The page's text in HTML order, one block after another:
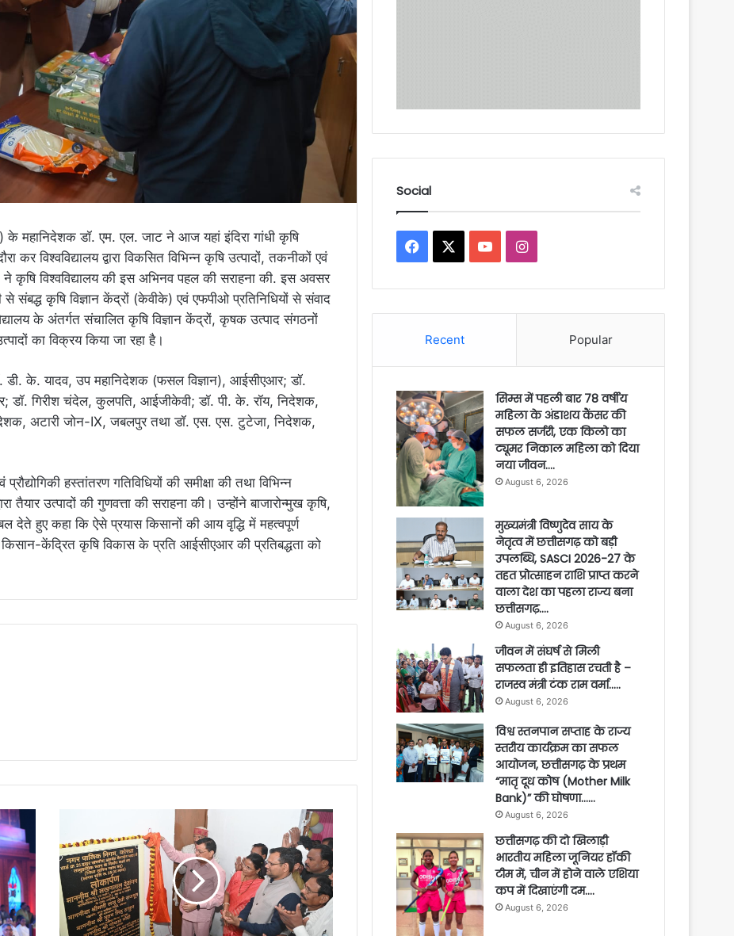
महानिदेशक डॉ. एम. एल. जाट ने आज यहां इंदिरा गांधी कृषि
कर विश्वविद्यालय द्वारा विकसित विभिन्न कृषि उत्पादों, तकनीकों एवं
कृषि विश्वविद्यालय की इस अभिनव पहल की सराहना की. इस अवसर
से संबद्ध कृषि विज्ञान केंद्रों (केवीके) एवं एफपीओ प्रतिनिधियों से संवाद
के अंतर्गत संचालित कृषि विज्ञान केंद्रों, कृषक उत्पाद संगठनों
का विक्रय किया जा रहा है।
के. यादव, उप महानिदेशक (फसल विज्ञान), आईसीएआर; डॉ.
डॉ. गिरीश चंदेल, कुलपति, आईजीकेवी; डॉ. पी. के. रॉय, निदेशक,
अटारी जोन-IX, जबलपुर तथा डॉ. एस. एस. टुटेजा, निदेशक,
हस्तांतरण गतिविधियों की समीक्षा की तथा विभिन्न
तैयार उत्पादों की गुणवत्ता की सराहना की। उन्होंने बाजारोन्मुख कृषि,
देते हुए कहा कि ऐसे प्रयास किसानों की आय वृद्धि में महत्वपूर्ण
केंद्रित कृषि विकास के प्रति आईसीएआर की प्रतिबद्धता को
Social
Facebook YouTubeInstagram
Recent Popular
सिम्स में पहली बार 78 वर्षीय
महिला के अंडाशय कैंसर की
सफल सर्जरी, एक किलो का
ट्यूमर निकाल महिला को दिया
नया जीवन….
August 6, 2026
मुख्यमंत्री विष्णुदेव साय के
नेतृत्व में छत्तीसगढ़ को बड़ी
उपलब्धि, SASCI 2026-27 के
तहत प्रोत्साहन राशि प्राप्त करने
वाला देश का पहला राज्य बना
छत्तीसगढ़….
August 6, 2026
जीवन में संघर्ष से मिली
सफलता ही इतिहास रचती है –
राजस्व मंत्री टंक राम वर्मा…..
August 6, 2026
विश्व स्तनपान सप्ताह के राज्य
स्तरीय कार्यक्रम का सफल
आयोजन, छत्तीसगढ़ के प्रथम
“मातृ दूध कोष (Mother Milk
Bank)” की घोषणा……
August 6, 2026
छत्तीसगढ़ की दो खिलाड़ी
भारतीय महिला जूनियर हॉकी
टीम में, चीन में होने वाले एशिया
कप में दिखाएंगी दम….
August 6, 2026